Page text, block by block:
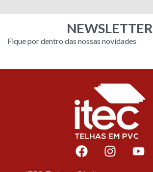
NEWSLETTER
Fique por dentro das nossas novidades